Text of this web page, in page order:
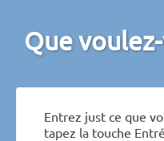
Que
Entrez just ce que
tapez la touche